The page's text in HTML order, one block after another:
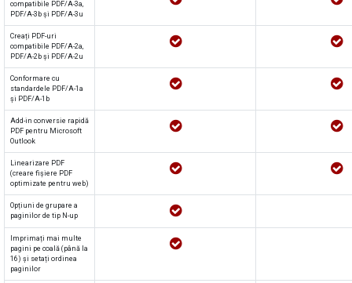
compatibile PDF/A-3a,
PDF/A-3b și PDF/A-3u
Creați PDF-uri
compatibile PDF/A-2a,
PDF/A-2b și PDF/A-2u
Conformare cu
standardele PDF/A-1a
și PDF/A-1b
Add-in conversie rapidă
PDF pentru Microsoft
Outlook
Linearizare PDF
(creare fișiere PDF
optimizate pentru web)
Opțiuni de grupare a
paginilor de tip N-up
Imprimați mai multe
pagini pe coală (până la
16) și setați ordinea
paginilor